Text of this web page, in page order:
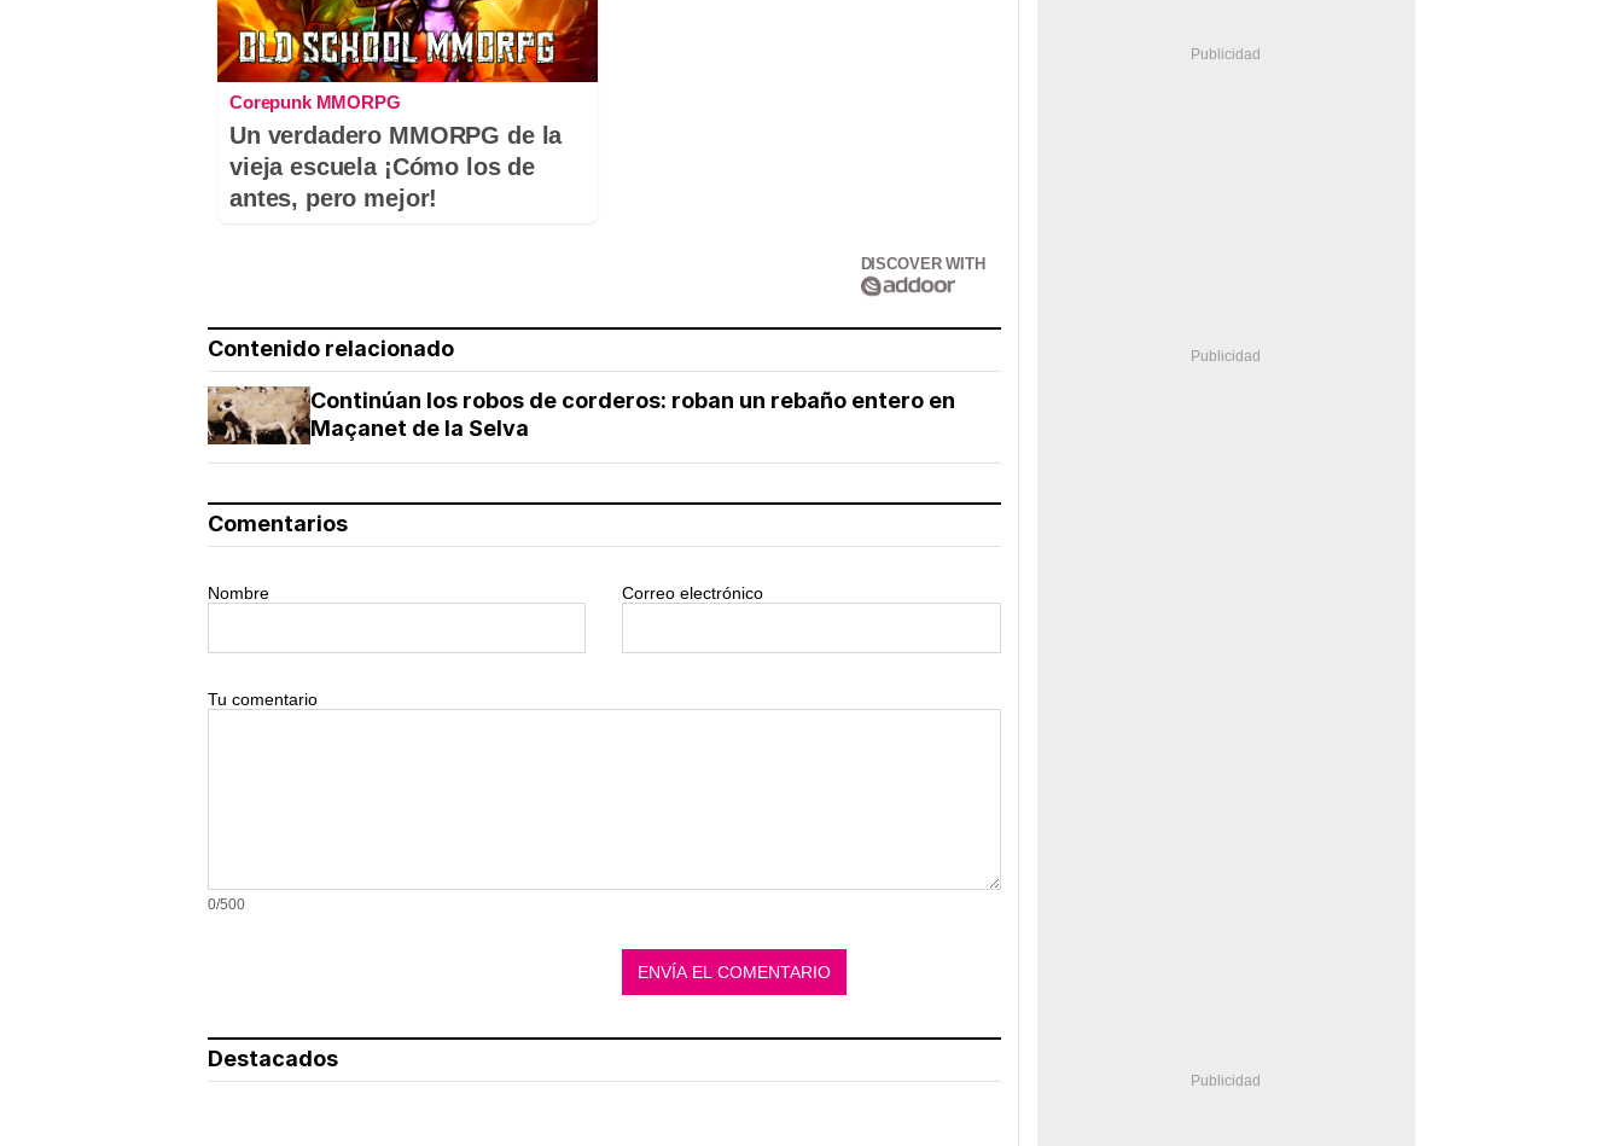
Corepunk MMORPG
Un verdadero MMORPG de la
vieja escuela ¡Cómo los de
antes, pero mejor!
DISCOVER WITH
Contenido relacionado
Continúan los robos de corderos: roban un rebaño entero en
Maçanet de la Selva
Comentarios
Nombre Correo electrónico
Tu comentario
0/500
Destacados